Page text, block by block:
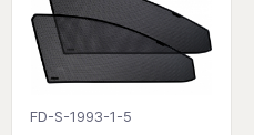
FD-S-1993-1-5